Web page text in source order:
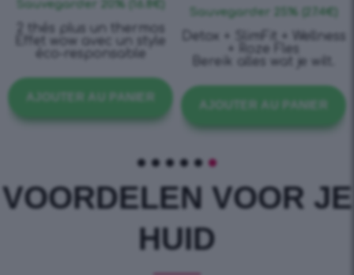
Sauvegarder 25% (27.4€)
Detox + SlimFit + Wellness
+ Roze Fles
Bereik alles wat je wilt.
AJOUTER AU PANIER
Mint Detox & Mint SlimFit
+ Bouteille Verte
Frais. Maigre. Sain.
VOORDELEN VOOR JE
HUID